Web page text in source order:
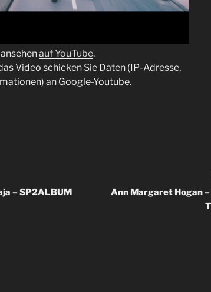
auf YouTube.
Video schicken Sie Daten (IP-Adresse,
an Google-Youtube.
– SP2ALBUM
Ann Margaret Hogan